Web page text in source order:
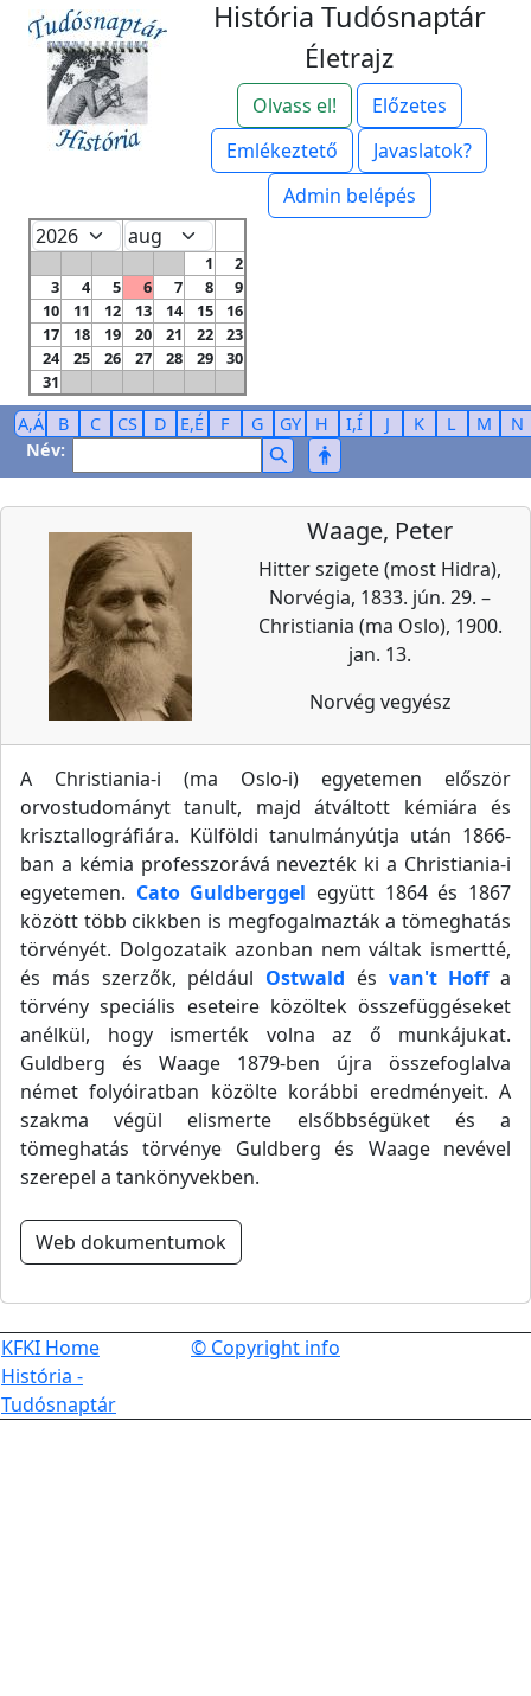
História Tudósnaptár
Életrajz
Olvass el!
Előzetes
Emlékeztető
Javaslatok?
Admin belépés
1
2
3
4 5 6 7 8
9
10
11 12 13 14 15
16
17
18 19 20 21 22
23
24
25 26 27 28 29
30
31
A,Á B C CS D E,É F G GY H I,Í J K L M
N
Név:
Waage, Peter
Hitter szigete (most Hidra),
Norvégia, 1833. jún. 29. –
Christiania (ma Oslo), 1900.
jan. 13.
Norvég vegyész
A Christiania-i (ma Oslo-i) egyetemen először
orvostudományt tanult, majd átváltott kémiára és
krisztallográfiára. Külföldi tanulmányútja után 1866-
ban a kémia professzorává nevezték ki a Christiania-i
egyetemen. Cato Guldberggel együtt 1864 és 1867
között több cikkben is megfogalmazták a tömeghatás
törvényét. Dolgozataik azonban nem váltak ismertté,
és más szerzők, például Ostwald és van't Hoffa
törvény speciális eseteire közöltek összefüggéseket
anélkül, hogy ismerték volna az ő munkájukat.
Guldberg és Waage 1879-ben újra összefoglalva
német folyóiratban közölte korábbi eredményeit. A
szakma végül elismerte elsőbbségüket és a
tömeghatás törvénye Guldberg és Waage nevével
szerepel a tankönyvekben.
Web dokumentumok
KFKI Home
História -
Tudósnaptár
© Copyright info